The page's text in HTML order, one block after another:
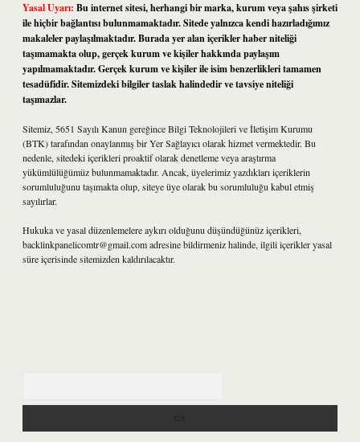
Yasal Uyarı: Bu internet sitesi, herhangi bir marka, kurum veya şahıs şirketi
ile hiçbir bağlantısı bulunmamaktadır. Sitede yalnızca kendi hazırladığımız
makaleler paylaşılmaktadır. Burada yer alan içerikler haber niteliği
taşımamakta olup, gerçek kurum ve kişiler hakkında paylaşım
yapılmamaktadır. Gerçek kurum ve kişiler ile isim benzerlikleri tamamen
tesadüfidir. Sitemizdeki bilgiler taslak halindedir ve tavsiye niteliği
taşımazlar.
Sitemiz, 5651 Sayılı Kanun gereğince Bilgi Teknolojileri ve İletişim Kurumu
(BTK) tarafından onaylanmış bir Yer Sağlayıcı olarak hizmet vermektedir. Bu
nedenle, sitedeki içerikleri proaktif olarak denetleme veya araştırma
yükümlülüğümüz bulunmamaktadır. Ancak, üyelerimiz yazdıkları içeriklerin
sorumluluğunu taşımakta olup, siteye üye olarak bu sorumluluğu kabul etmiş
sayılırlar.
Hukuka ve yasal düzenlemelere aykırı olduğunu düşündüğünüz içerikleri,
backlinkpanelicomtr@gmail.comadresine bildirmeniz halinde, ilgili içerikler yasal
süre içerisinde sitemizden kaldırılacaktır.